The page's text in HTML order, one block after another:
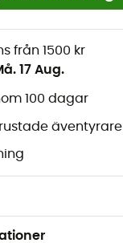
från 1500 kr
17 Aug.
100 dagar
äventyrare
tå